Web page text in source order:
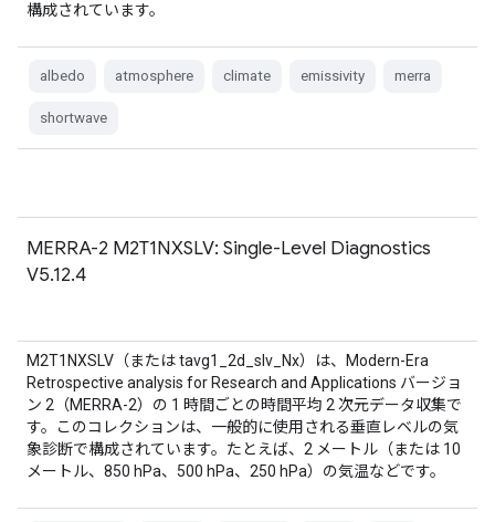
構成されています。
albedo atmosphere climate emissivity merra
shortwave
MERRA-2 M2T1NXSLV: Single-Level Diagnostics
V5.12.4
M2T1NXSLV（または tavg1_2d_slv_Nx）は、Modern-Era
Retrospective analysis for Research and Applications バージョ
ン 2（MERRA-2）の 1 時間ごとの時間平均 2 次元データ収集で
す。このコレクションは、一般的に使用される垂直レベルの気
象診断で構成されています。たとえば、2 メートル（または 10
メートル、850 hPa、500 hPa、250 hPa）の気温などです。